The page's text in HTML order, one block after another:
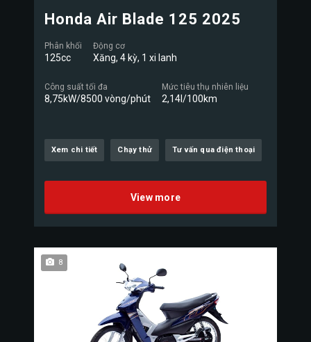
Honda Air Blade 125 2025
Phân khối
125cc
Động cơ
Xăng, 4 kỳ, 1 xi lanh
Công suất tối đa
8,75kW/8500 vòng/phút
Mức tiêu thụ nhiên liệu
2,14l/100km
Xem chi tiết Chạy thử Tư vấn qua điện thoại
View more
8